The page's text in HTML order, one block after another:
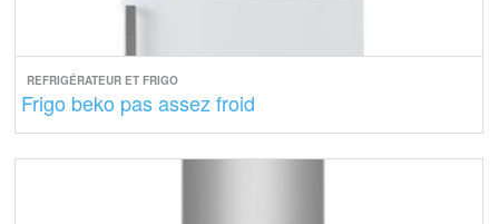
REFRIGÉRATEUR ET FRIGO
Frigo beko pas assez froid